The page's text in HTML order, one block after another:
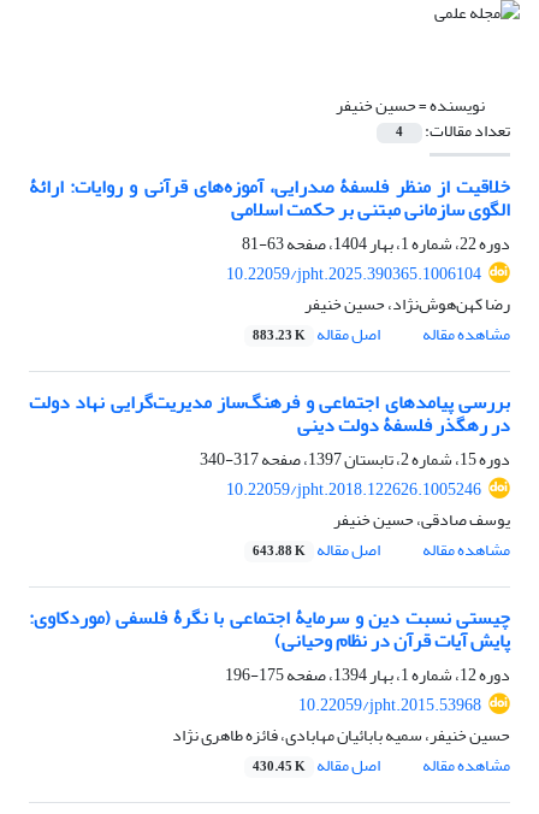
نویسنده =حسین خنیفر
تعداد مقالات: 4
خلاقیت از منظر فلسفۀ صدرایی، آموزه‌های قرآنی و روایات: ارائۀ
الگوی سازمانی مبتنی بر حکمت اسلامی
دوره 22، شماره 1، بهار 1404، صفحه
63-81
10.22059/jpht.2025.390365.1006104
رضا کهن‌هوش‌نژاد، حسین خنیفر
مشاهده مقاله
اصل مقاله 883.23 K
بررسی پیامدهای اجتماعی و فرهنگ‌ساز مدیریت‌گرایی نهاد دولت
در رهگذر فلسفۀ دولت دینی
دوره 15، شماره 2، تابستان 1397، صفحه
317-340
10.22059/jpht.2018.122626.1005246
یوسف صادقی، حسین خنیفر
مشاهده مقاله
اصل مقاله 643.88 K
چیستی نسبت دین و سرمایۀ اجتماعی با نگرۀ فلسفی (مورد‌کاوی:
پایش آیات قرآن در نظام وحیانی)
دوره 12، شماره 1، بهار 1394، صفحه
175-196
10.22059/jpht.2015.53968
حسین خنیفر، سمیه بابائیان مهابادی، فائزه طاهری نژاد
مشاهده مقاله
اصل مقاله 430.45 K